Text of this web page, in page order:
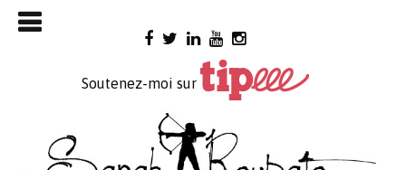
Skip
to
Soutenez-moi sur
